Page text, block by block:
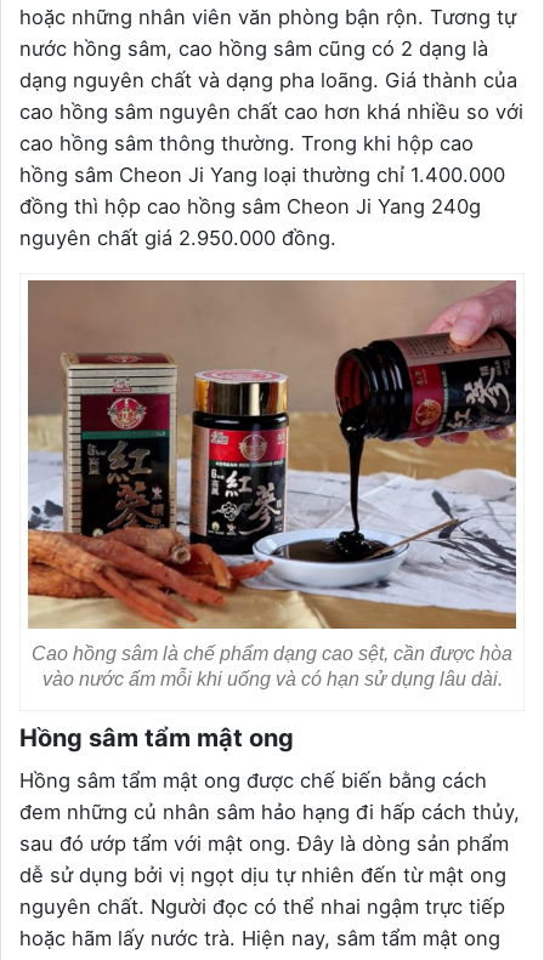
hoặc những nhân viên văn phòng bận rộn. Tương tự
nước hồng sâm, cao hồng sâm cũng có 2 dạng là
dạng nguyên chất và dạng pha loãng. Giá thành của
cao hồng sâm nguyên chất cao hơn khá nhiều so với
cao hồng sâm thông thường. Trong khi hộp cao
hồng sâm Cheon Ji Yang loại thường chỉ 1.400.000
đồng thì hộp cao hồng sâm Cheon Ji Yang 240g
nguyên chất giá 2.950.000 đồng.
Cao hồng sâm là chế phẩm dạng cao sệt, cần được hòa
vào nước ấm mỗi khi uống và có hạn sử dụng lâu dài.
Hồng sâm tẩm mật ong
Hồng sâm tẩm mật ong được chế biến bằng cách
đem những củ nhân sâm hảo hạng đi hấp cách thủy,
sau đó ướp tẩm với mật ong. Đây là dòng sản phẩm
dễ sử dụng bởi vị ngọt dịu tự nhiên đến từ mật ong
nguyên chất. Người đọc có thể nhai ngậm trực tiếp
hoặc hãm lấy nước trà. Hiện nay, sâm tẩm mật ong